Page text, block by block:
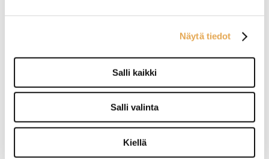
Näytä tiedot
Salli kaikki
Salli valinta
Kiellä
kuutioterä D10x10